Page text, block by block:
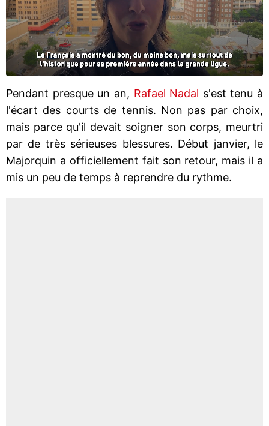
Pendant presque un an, Rafael Nadal s'est tenu à
l'écart des courts de tennis. Non pas par choix,
mais parce qu'il devait soigner son corps, meurtri
par de très sérieuses blessures. Début janvier, le
Majorquin a officiellement fait son retour, mais il a
mis un peu de temps à reprendre du rythme.